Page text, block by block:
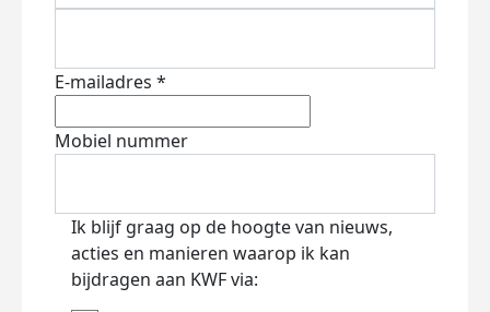
E-mailadres *
Mobiel nummer
Ik blijf graag op de hoogte van nieuws,
acties en manieren waarop ik kan
bijdragen aan KWF via: